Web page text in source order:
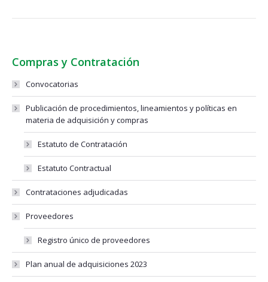
Compras y Contratación
Convocatorias
Publicación de procedimientos, lineamientos y políticas en
materia de adquisición y compras
Estatuto de Contratación
Estatuto Contractual
Contrataciones adjudicadas
Proveedores
Registro único de proveedores
Plan anual de adquisiciones 2023